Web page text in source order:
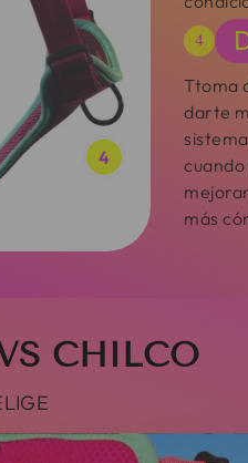
4
4
Ttoma
darte
más
CHILCO